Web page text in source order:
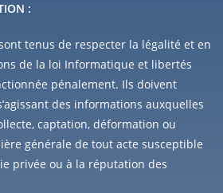
:
tenus de respecter la légalité et en
de la loi Informatique et libertés
pénalement. Ils doivent
des informations auxquelles
captation, déformation ou
générale de tout acte susceptible
privée ou à la réputation des